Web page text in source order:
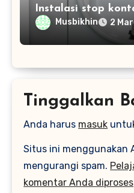
Instalasi stop
Musbikhin 2
Tinggalkan
Anda harus masuk
Situs ini menggunakan
mengurangi spam.
komentar Anda diproses